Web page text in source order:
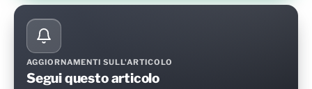
AGGIORNAMENTI SULL'ARTICOLO
Segui questo articolo